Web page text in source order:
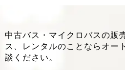
中古バス・マイクロバスの販
ス、レンタルのことなら オー
談ください。